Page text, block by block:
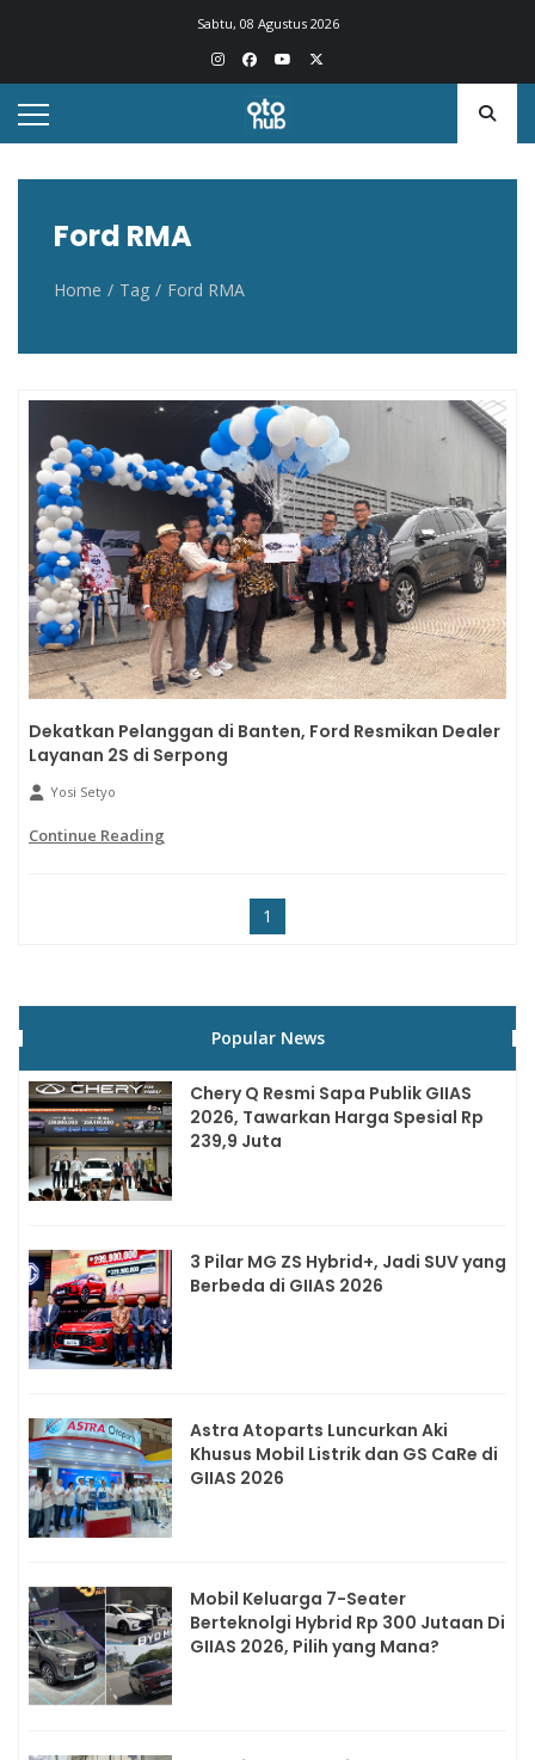
Sabtu, 08 Agustus 2026
Otohub.co
Portal berita otomotif Indonesia terkini
Ford RMA
Home Tag Ford RMA
Dekatkan Pelanggan di Banten, Ford Resmikan Dealer
Layanan 2S di Serpong
Yosi Setyo
Continue Reading
1
Popular News
Chery Q Resmi Sapa Publik GIIAS
2026, Tawarkan Harga Spesial Rp
239,9 Juta
3 Pilar MG ZS Hybrid+, Jadi SUV yang
Berbeda di GIIAS 2026
Astra Atoparts Luncurkan Aki
Khusus Mobil Listrik dan GS CaRe di
GIIAS 2026
Mobil Keluarga 7-Seater
Berteknolgi Hybrid Rp 300 Jutaan Di
GIIAS 2026, Pilih yang Mana?